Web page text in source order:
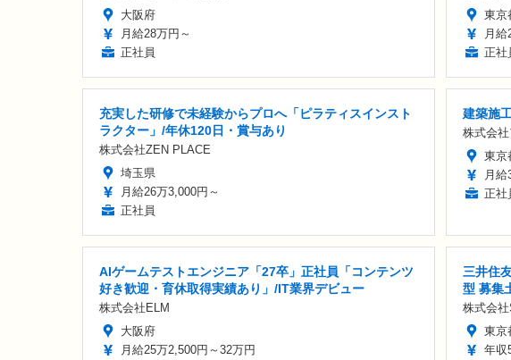
大阪府
月給28万円～
正社員
東京
月給
正社
充実した研修で未経験からプロへ「ピラティスインスト
ラクター」/年休120日・賞与あり
株式会社ZEN PLACE
埼玉県
月給26万3,000円～
正社員
建築施
株式会
東京
月給
正社
AIゲームテストエンジニア「27卒」正社員「コンテンツ
好き歓迎・育休取得実績あり」/IT業界デビュー
株式会社ELM
大阪府
月給25万2,500円～32万円
三井住
型 募集
株式会
東京
年収